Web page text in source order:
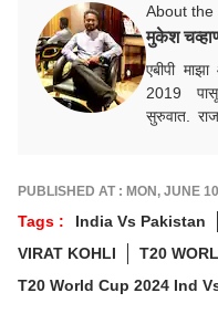
About the
मुकेश
एबीपी
2019
सुरुवात.
PUBLISHED AT : MON, JUNE
Tags : India Vs Pakistan
VIRAT KOHLI
T20
T20 World Cup 2024 Ind